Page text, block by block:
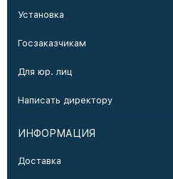
Установка
Госзаказчикам
Для юр. лиц
Написать директору
ИНФОРМАЦИЯ
Доставка